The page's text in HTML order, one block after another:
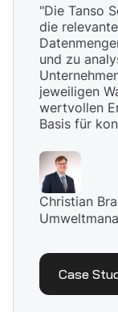
"Die Tanso
die
und zu
jeweiligen
wertvollen
Basis für
Christian
Case